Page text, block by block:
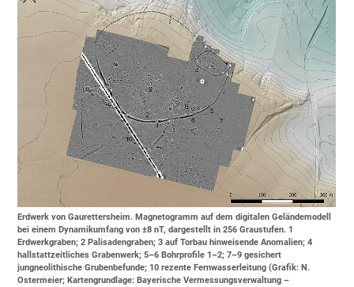
Erdwerk von Gaurettersheim. Magnetogramm auf dem digitalen Geländemodell
bei einem Dynamikumfang von ±8 nT, dargestellt in 256 Graustufen. 1
Erdwerkgraben; 2 Palisadengraben; 3 auf Torbau hinweisende Anomalien; 4
hallstattzeitliches Grabenwerk; 5–6 Bohrprofile 1–2; 7–9 gesichert
jungneolithische Grubenbefunde; 10 rezente Fernwasserleitung (Grafik: N.
Ostermeier; Kartengrundlage: Bayerische Vermessungsverwaltung –